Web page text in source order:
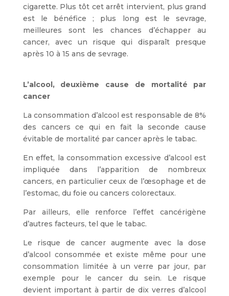
cigarette. Plus tôt cet arrêt intervient, plus grand
est le bénéfice ; plus long est le sevrage,
meilleures sont les chances d’échapper au
cancer, avec un risque qui disparaît presque
après 10 à 15 ans de sevrage.
L’alcool, deuxième cause de mortalité par
cancer
La consommation d’alcool est responsable de 8%
des cancers ce qui en fait la seconde cause
évitable de mortalité par cancer après le tabac.
En effet, la consommation excessive d’alcool est
impliquée dans l’apparition de nombreux
cancers, en particulier ceux de l’œsophage et de
l’estomac, du foie ou cancers colorectaux.
Par ailleurs, elle renforce l’effet cancérigène
d’autres facteurs, tel que le tabac.
Le risque de cancer augmente avec la dose
d’alcool consommée et existe même pour une
consommation limitée à un verre par jour, par
exemple pour le cancer du sein. Le risque
devient important à partir de dix verres d’alcool